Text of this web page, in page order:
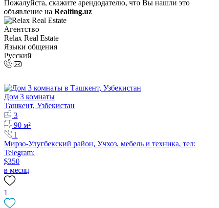
Пожалуйста, скажите арендодателю, что Вы нашли это
объявление на Realting.uz
Агентство
Relax Real Estate
Языки общения
Русский
Дом 3 комнаты
Ташкент, Узбекистан
3
90 м²
1
Мирзо-Улугбекский район, Учхоз, мебель и техника, тел:
Telegram:
$350
в месяц
1